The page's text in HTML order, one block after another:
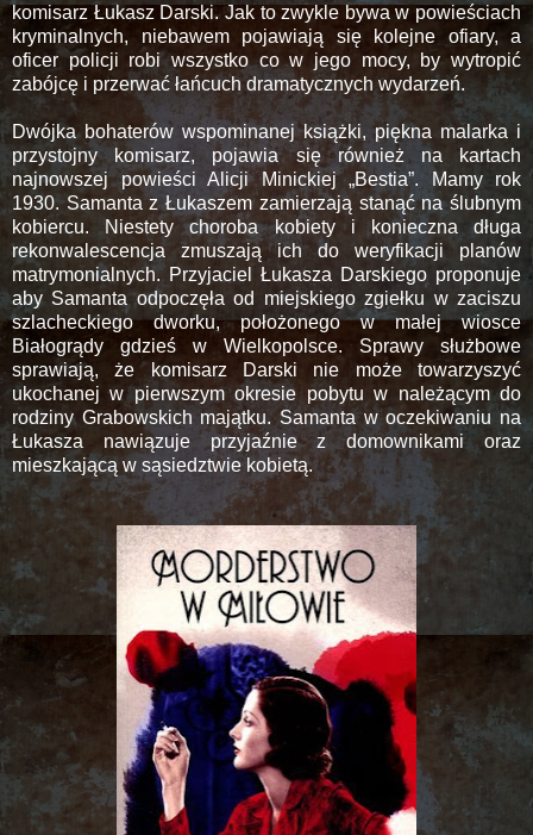
komisarz Łukasz Darski. Jak to zwykle bywa w powieściach
kryminalnych, niebawem pojawiają się kolejne ofiary, a
oficer policji robi wszystko co w jego mocy, by wytropić
zabójcę i przerwać łańcuch dramatycznych wydarzeń.
Dwójka bohaterów wspominanej książki, piękna malarka i
przystojny komisarz, pojawia się również na kartach
najnowszej powieści Alicji Minickiej „Bestia”. Mamy rok
1930. Samanta z Łukaszem zamierzają stanąć na ślubnym
kobiercu. Niestety choroba kobiety i konieczna długa
rekonwalescencja zmuszają ich do weryfikacji planów
matrymonialnych. Przyjaciel Łukasza Darskiego proponuje
aby Samanta odpoczęła od miejskiego zgiełku w zaciszu
szlacheckiego dworku, położonego w małej wiosce
Białogrądy gdzieś w Wielkopolsce. Sprawy służbowe
sprawiają, że komisarz Darski nie może towarzyszyć
ukochanej w pierwszym okresie pobytu w należącym do
rodziny Grabowskich majątku. Samanta w oczekiwaniu na
Łukasza nawiązuje przyjaźnie z domownikami oraz
mieszkającą w sąsiedztwie kobietą.